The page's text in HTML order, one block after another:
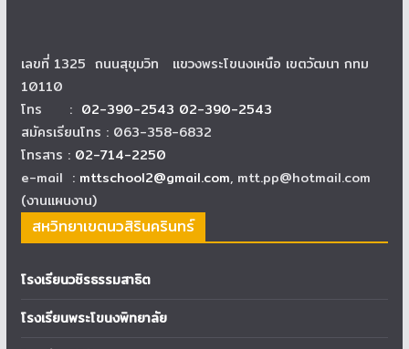
เลขที่ 1325 ถนนสุขุมวิท แขวงพระโขนงเหนือ เขตวัฒนา กทม
10110
โทร : 02-390-2543 02-390-2543
สมัครเรียนโทร : 063-358-6832
โทรสาร : 02-714-2250
e-mail : mttschool2@gmail.com, mtt.pp@hotmail.com
(งานแผนงาน)
สหวิทยาเขตนวสิรินครินทร์
โรงเรียนวชิรธรรมสาธิต
โรงเรียนพระโขนงพิทยาลัย